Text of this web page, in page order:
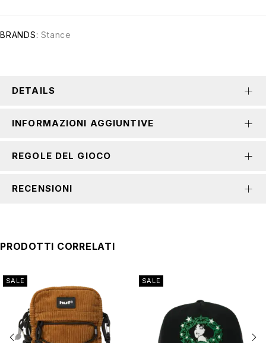
BRANDS: Stance
DETAILS
INFORMAZIONI AGGIUNTIVE
REGOLE DEL GIOCO
RECENSIONI
PRODOTTI CORRELATI
SALE SALE